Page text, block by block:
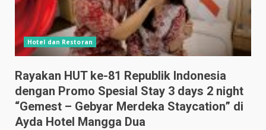
Hotel dan Restoran
Rayakan HUT ke-81 Republik Indonesia
dengan Promo Spesial Stay 3 days 2 night
“Gemest – Gebyar Merdeka Staycation” di
Ayda Hotel Mangga Dua